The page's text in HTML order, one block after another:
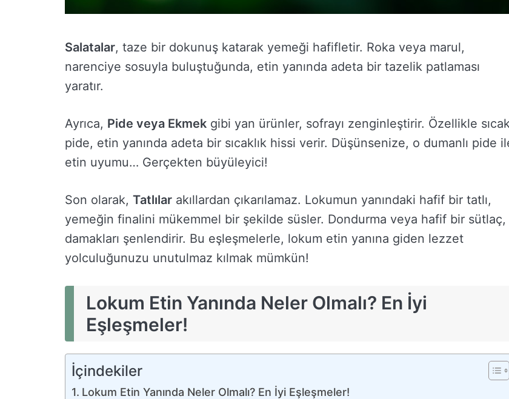
Salatalar, taze bir dokunuş katarak yemeği hafifletir. Roka veya marul,
narenciye sosuyla buluştuğunda, etin yanında adeta bir tazelik patlaması
yaratır.
Ayrıca, Pide veya Ekmek gibi yan ürünler, sofrayı zenginleştirir. Özellikle sıcak
pide, etin yanında adeta bir sıcaklık hissi verir. Düşünsenize, o dumanlı pide
etin uyumu… Gerçekten büyüleyici!
Son olarak, Tatlılar akıllardan çıkarılamaz. Lokumun yanındaki hafif bir tatlı,
yemeğin finalini mükemmel bir şekilde süsler. Dondurma veya hafif bir sütlaç,
damakları şenlendirir. Bu eşleşmelerle, lokum etin yanına giden lezzet
yolculuğunuzu unutulmaz kılmak mümkün!
Lokum Etin Yanında Neler Olmalı? En İyi
Eşleşmeler!
İçindekiler
Lokum Etin Yanında Neler Olmalı? En İyi Eşleşmeler!